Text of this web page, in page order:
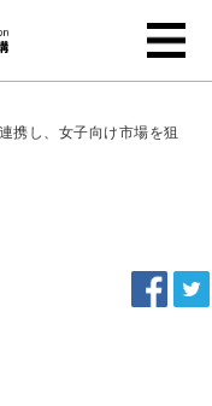
携し、女子向け市場を狙